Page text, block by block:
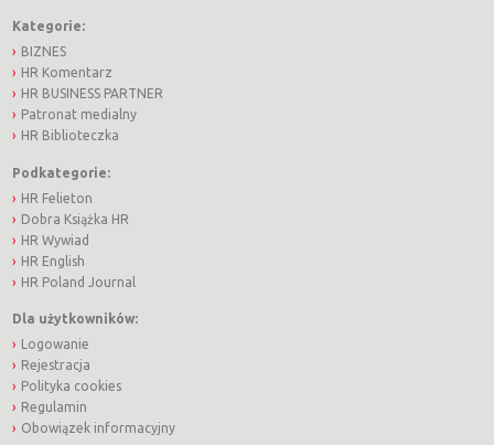
Kategorie:
BIZNES
HR Komentarz
HR BUSINESS PARTNER
Patronat medialny
HR Biblioteczka
Podkategorie:
HR Felieton
Dobra Książka HR
HR Wywiad
HR English
HR Poland Journal
Dla użytkowników:
Logowanie
Rejestracja
Polityka cookies
Regulamin
Obowiązek informacyjny